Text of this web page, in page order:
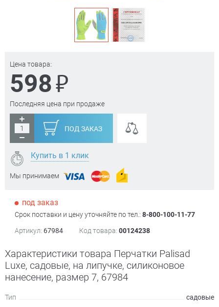
Цена товара:
598₽
Последняя цена при продаже
ПОД ЗАКАЗ
Купить в 1 клик
Мы принимаем
под заказ
Срок поставки и цену уточняйте по тел.: 8-800-100-11-77
Артикул: 67984 Код товара: 00124238
Характеристики товара Перчатки Palisad
Luxe, садовые, на липучке, силиконовое
нанесение, размер 7, 67984
Тип
садовые